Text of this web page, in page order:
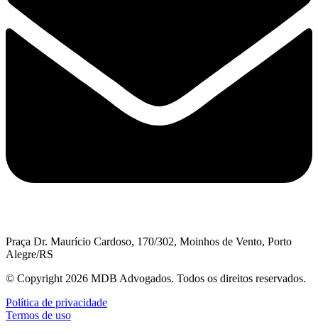
Praça Dr. Maurício Cardoso, 170/302, Moinhos de Vento, Porto
Alegre/RS
© Copyright 2026 MDB Advogados. Todos os direitos reservados.
Política de privacidade
Termos de uso